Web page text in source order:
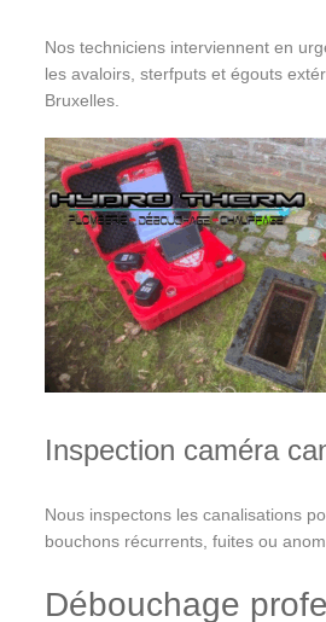
Nos techniciens interviennent en
les avaloirs, sterfputs et égouts
Bruxelles.
Inspection caméra
Nous inspectons les canalisations
bouchons récurrents, fuites ou
Débouchage